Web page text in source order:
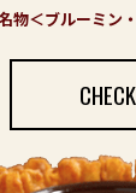
物＜ブルーミン
CHECK